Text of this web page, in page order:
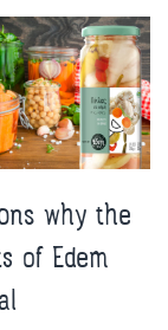
why the
of Edem